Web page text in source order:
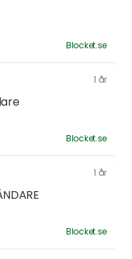
Blocket.se
1 år
Blocket.se
1 år
Blocket.se